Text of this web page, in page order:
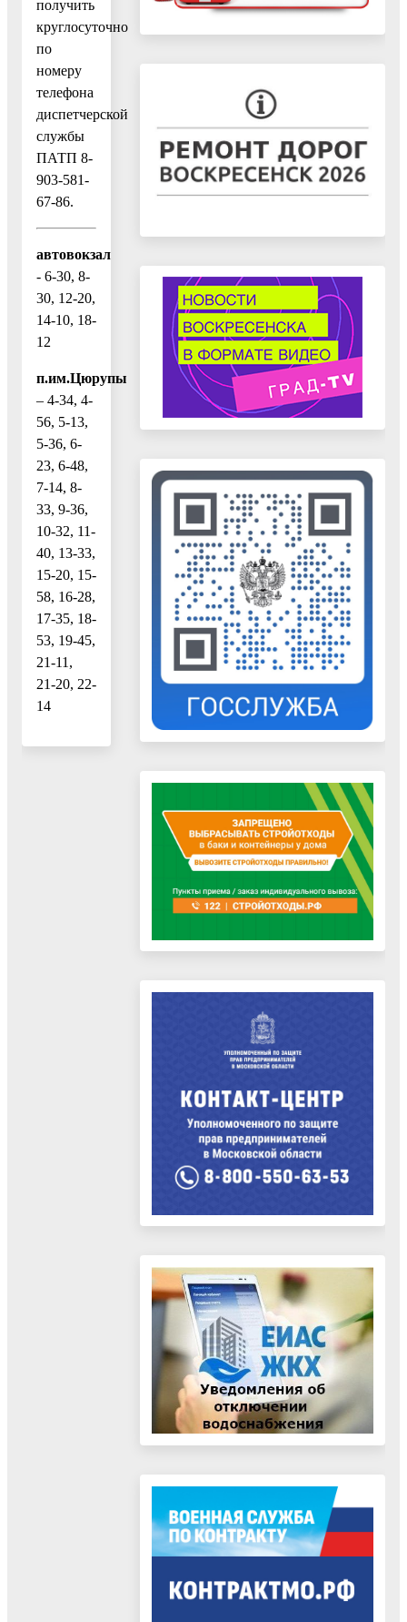
получить
круглосуточно
по
номеру
телефона
диспетчерской
службы
ПАТП 8-
903-581-
67-86.
автовокзал
- 6-30, 8-
30, 12-20,
14-10, 18-
12
п.им.Цюрупы
– 4-34, 4-
56, 5-13,
5-36, 6-
23, 6-48,
7-14, 8-
33, 9-36,
10-32, 11-
40, 13-33,
15-20, 15-
58, 16-28,
17-35, 18-
53, 19-45,
21-11,
21-20, 22-
14